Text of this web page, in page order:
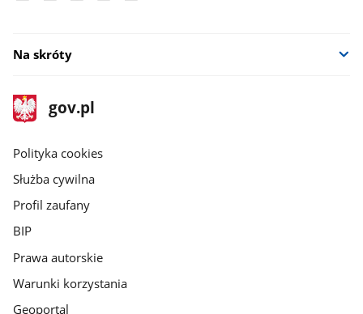
Na skróty
stopka
gov.pl
Strona
gov.pl
gov.pl
Polityka cookies
Służba cywilna
Profil zaufany
BIP
Prawa autorskie
Warunki korzystania
Geoportal